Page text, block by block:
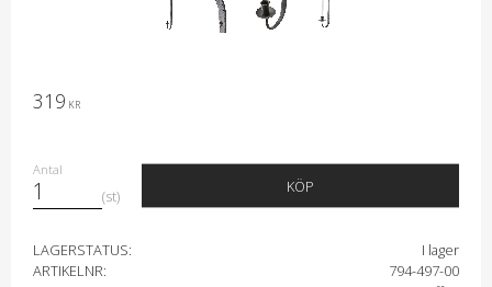
319 KR
Antal
st
KÖP
LAGERSTATUS
I lager
ARTIKELNR
794-497-00